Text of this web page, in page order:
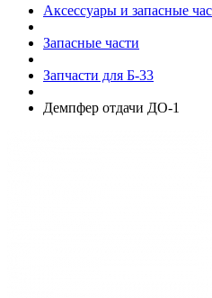
Аксессуары и запасные
Запасные части
Запчасти для Б-33
Демпфер отдачи ДО-1